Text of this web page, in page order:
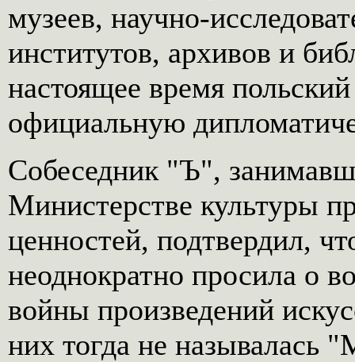
музеев, научно-
институтов, архивов и
настоящее время
официальную
Собеседник "Ъ",
Министерстве культуры
ценностей, подтвердил,
неоднократно просила о
войны произведений
них тогда не называлась